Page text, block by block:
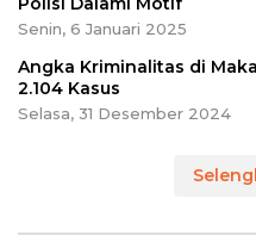
Senin, 6 Januari 2025
Angka Kriminalitas di
2.104 Kasus
Selasa, 31 Desember 2024